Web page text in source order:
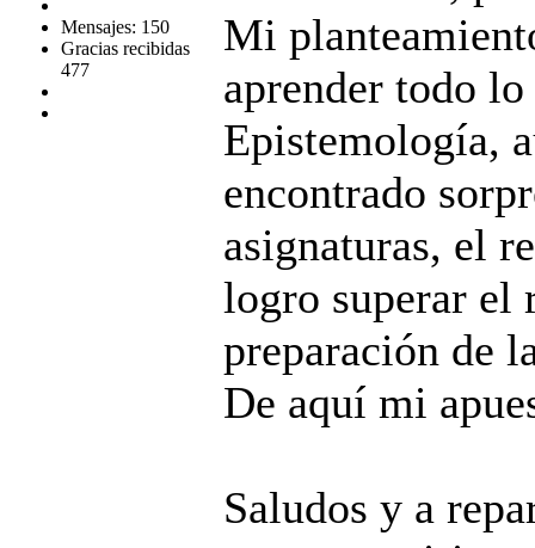
Mensajes: 150
Gracias recibidas
477
Mi
aprender todo
Epistemología,
encontrado
asignaturas, el
logro superar el
preparación de
De aquí mi
Saludos y a